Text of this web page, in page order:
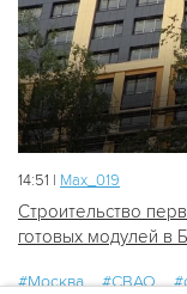
14:51 | Мах_019
Строительство
готовых модулей в
#Москва #СВАО